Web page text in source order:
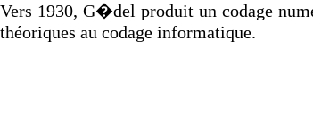
Vers 1930, G�del produit un codage
théoriques au codage informatique.